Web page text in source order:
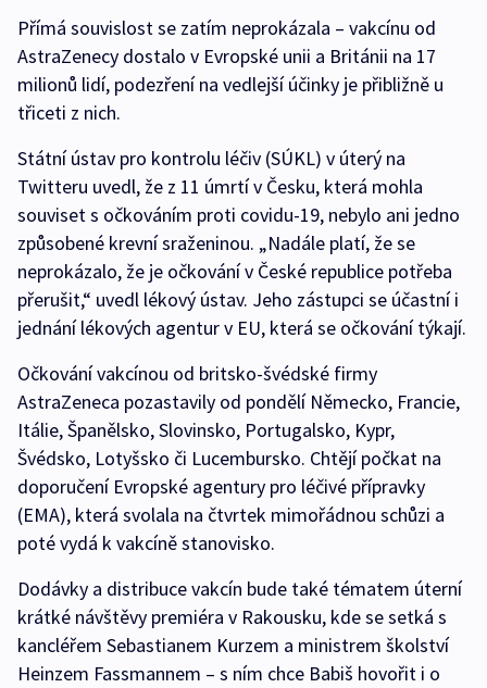
Přímá souvislost se zatím neprokázala – vakcínu od
AstraZenecy dostalo v Evropské unii a Británii na 17
milionů lidí, podezření na vedlejší účinky je přibližně u
třiceti z nich.
Státní ústav pro kontrolu léčiv (SÚKL) v úterý na
Twitteru uvedl, že z 11 úmrtí v Česku, která mohla
souviset s očkováním proti covidu-19, nebylo ani jedno
způsobené krevní sraženinou. „Nadále platí, že se
neprokázalo, že je očkování v České republice potřeba
přerušit,“ uvedl lékový ústav. Jeho zástupci se účastní i
jednání lékových agentur v EU, která se očkování týkají.
Očkování vakcínou od britsko-švédské firmy
AstraZeneca pozastavily od pondělí Německo, Francie,
Itálie, Španělsko, Slovinsko, Portugalsko, Kypr,
Švédsko, Lotyšsko či Lucembursko. Chtějí počkat na
doporučení Evropské agentury pro léčivé přípravky
(EMA), která svolala na čtvrtek mimořádnou schůzi a
poté vydá k vakcíně stanovisko.
Dodávky a distribuce vakcín bude také tématem úterní
krátké návštěvy premiéra v Rakousku, kde se setká s
kancléřem Sebastianem Kurzem a ministrem školství
Heinzem Fassmannem – s ním chce Babiš hovořit i o